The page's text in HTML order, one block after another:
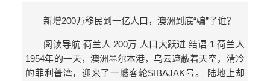
新增200万移民到一亿人口，澳洲到底“骗”了谁？
阅读导航 荷兰人 200万 人口大跃进 结语 1 荷兰人
1954年的一天，澳洲墨尔本港，乌云遮蔽着天空，清冷
的菲利普湾，迎来了一艘客轮SIBAJAK号。 陆地上却